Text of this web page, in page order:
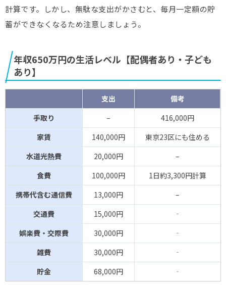
計算です。しかし、無駄な支出がかさむと、毎月一定額の貯
蓄ができなくなるため注意しましょう。
年収650万円の生活レベル【配偶者あり・子ども
あり】
支出
備考
手取り
–
416,000円
家賃
140,000円
東京23区にも住める
水道光熱費
20,000円
–
食費
100,000円
1日約3,300円計算
携帯代含む通信費
13,000円
–
交通費
15,000円
‐
娯楽費・交際費
30,000円
‐
雑費
30,000円
‐
貯金
68,000円 ‐